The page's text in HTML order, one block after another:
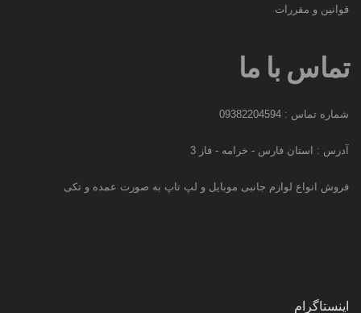
قوانین و مقررات
تماس با ما
شماره تماس : 09382204594
آدرس : استان فارس - خرامه - فاز 3
فروش انواع لوازم جانبی موبایل و لپ تاپ به صورت عمده و تکی
اینستاگرام